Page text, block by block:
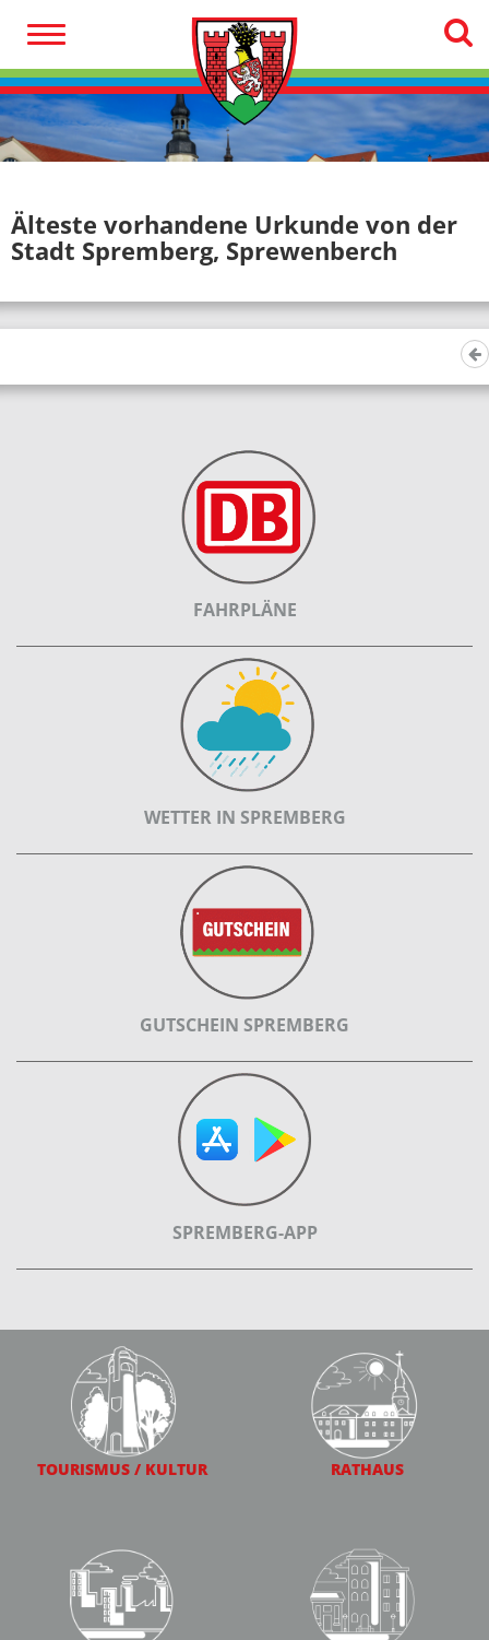
Älteste vorhandene Urkunde von der
Stadt Spremberg, Sprewenberch
FAHRPLÄNE
WETTER IN SPREMBERG
GUTSCHEIN SPREMBERG
SPREMBERG-APP
TOURISMUS / KULTUR RATHAUS